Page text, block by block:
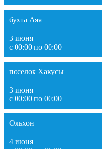
бухта Аяя
3 июня
с 00:00 по 00:00
поселок Хакусы
3 июня
с 00:00 по 00:00
Ольхон
4 июня